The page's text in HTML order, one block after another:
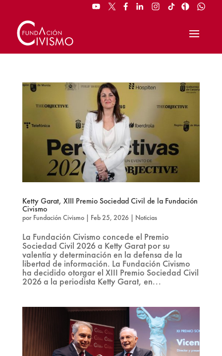
Ketty Garat, XIII Premio Sociedad Civil de la Fundación
Civismo
por Fundación Civismo| Feb 25, 2026| Noticias
La Fundación Civismo concede el Premio
Sociedad Civil 2026 a Ketty Garat por su
valentía y determinación en la defensa de la
libertad de información. La Fundación Civismo
ha decidido otorgar el XIII Premio Sociedad Civil
2026 a la periodista Ketty Garat, en...